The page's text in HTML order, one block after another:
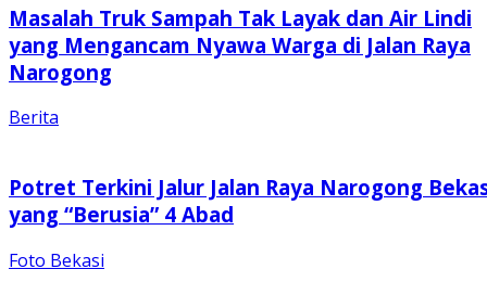
Masalah Truk Sampah Tak Layak dan Air Lindi
yang Mengancam Nyawa Warga di Jalan Raya
Narogong
Berita
Potret Terkini Jalur Jalan Raya Narogong
yang “Berusia” 4 Abad
Foto Bekasi